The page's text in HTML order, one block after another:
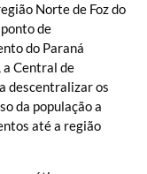
Norte de Foz do
de
do Paraná
a Central de
descentralizar os
da população a
até a região